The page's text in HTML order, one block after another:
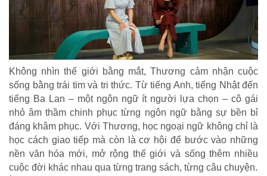
TRÁCH NHIỆM CỘNG ĐỒNG
Không nhìn thế giới bằng mắt, Thương cảm nhận cuộc
sống bằng trái tim và tri thức. Từ tiếng Anh, tiếng Nhật đến
tiếng Ba Lan – một ngôn ngữ ít người lựa chọn – cô gái
nhỏ âm thầm chinh phục từng ngôn ngữ bằng sự bền bỉ
đáng khâm phục. Với Thương, học ngoại ngữ không chỉ là
học cách giao tiếp mà còn là cơ hội để bước vào những
nền văn hóa mới, mở rộng thế giới và sống thêm nhiều
cuộc đời khác nhau qua từng trang sách, từng câu chuyện.